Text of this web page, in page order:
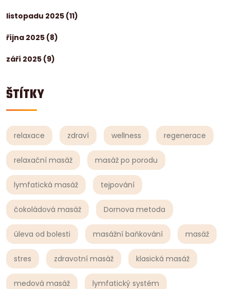
listopadu 2025 (11)
října 2025 (8)
září 2025 (9)
ŠTÍTKY
relaxace zdraví wellness regenerace
relaxační masáž masáž po porodu
lymfatická masáž tejpování
čokoládová masáž Dornova metoda
úleva od bolesti masážní baňkování masáž
stres zdravotní masáž klasická masáž
medová masáž lymfatický systém